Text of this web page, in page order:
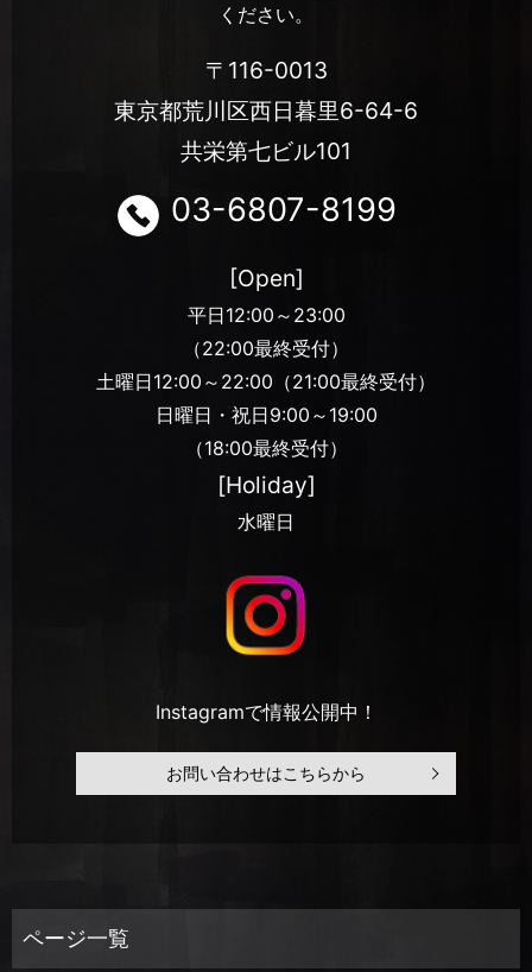
ください。
〒116-0013
東京都荒川区西日暮里6-64-6
共栄第七ビル101
03-6807-8199
[Open]
平日12:00～23:00
（22:00最終受付）
土曜日12:00～22:00（21:00最終受付）
日曜日・祝日9:00～19:00
（18:00最終受付）
[Holiday]
水曜日
Instagramで情報公開中！
お問い合わせはこちらから